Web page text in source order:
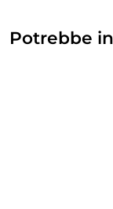
Potrebbe